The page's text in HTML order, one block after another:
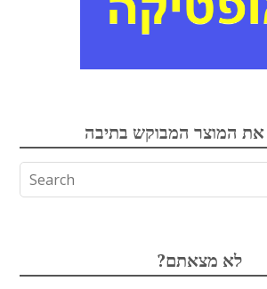
אופטיקהובקרת תנועהסיבים אופטיים
מקורות אור
מוליכי אור
לדים
הדמיה ומצלמות
גלאים וחיישנים
מסננים אופטיים
ומוצרי בטיחות לייזר
גבישים
ספקטרוסקופיה
אלקטרוניקה
מיגון קרינה
עדשות
מתקנים לרפואה
טרה-הרץ
מוצרי קוורץ
זכוכיות וציפויים
מוצרים אחרים
את המוצר המבוקש בתיבה
?לא מצאתם